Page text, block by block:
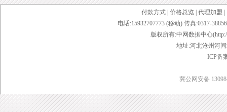
付款方式 价格总览 代理加盟
电话:15932707773 (移动) 传真:0317-
版权所有:中网数据中心
地址:河北沧州河
ICP备
冀公网安备